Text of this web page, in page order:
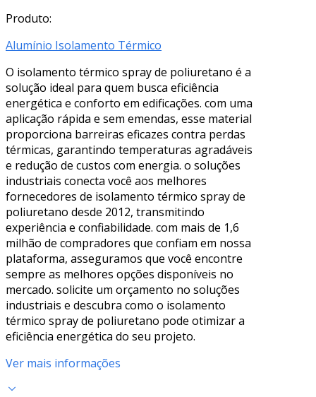
Produto:
Alumínio Isolamento Térmico
O isolamento térmico spray de poliuretano é a
solução ideal para quem busca eficiência
energética e conforto em edificações. com uma
aplicação rápida e sem emendas, esse material
proporciona barreiras eficazes contra perdas
térmicas, garantindo temperaturas agradáveis
e redução de custos com energia. o soluções
industriais conecta você aos melhores
fornecedores de isolamento térmico spray de
poliuretano desde 2012, transmitindo
experiência e confiabilidade. com mais de 1,6
milhão de compradores que confiam em nossa
plataforma, asseguramos que você encontre
sempre as melhores opções disponíveis no
mercado. solicite um orçamento no soluções
industriais e descubra como o isolamento
térmico spray de poliuretano pode otimizar a
eficiência energética do seu projeto.
Ver mais informações